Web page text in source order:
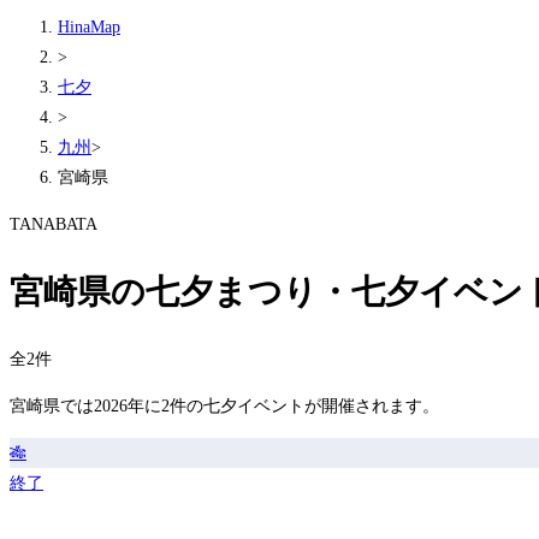
HinaMap
>
七夕
>
九州 >
宮崎県
TANABATA
宮崎県の七夕まつり・七夕イベン
全2件
宮崎県では2026年に2件の七夕イベントが開催されます。
🎋
終了